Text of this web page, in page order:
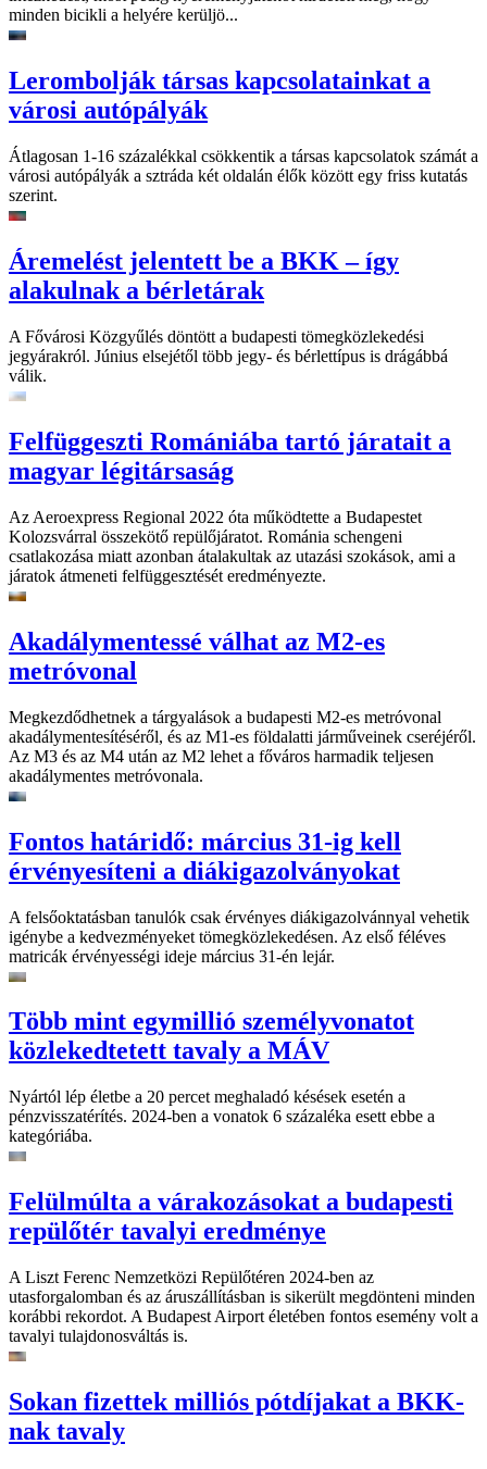
minden bicikli a helyére kerüljö...
Lerombolják társas kapcsolatainkat a
városi autópályák
Átlagosan 1-16 százalékkal csökkentik a társas kapcsolatok számát a
városi autópályák a sztráda két oldalán élők között egy friss kutatás
szerint.
Áremelést jelentett be a BKK – így
alakulnak a bérletárak
A Fővárosi Közgyűlés döntött a budapesti tömegközlekedési
jegyárakról. Június elsejétől több jegy- és bérlettípus is drágábbá
válik.
Felfüggeszti Romániába tartó járatait a
magyar légitársaság
Az Aeroexpress Regional 2022 óta működtette a Budapestet
Kolozsvárral összekötő repülőjáratot. Románia schengeni
csatlakozása miatt azonban átalakultak az utazási szokások, ami a
járatok átmeneti felfüggesztését eredményezte.
Akadálymentessé válhat az M2-es
metróvonal
Megkezdődhetnek a tárgyalások a budapesti M2-es metróvonal
akadálymentesítéséről, és az M1-es földalatti járműveinek cseréjéről.
Az M3 és az M4 után az M2 lehet a főváros harmadik teljesen
akadálymentes metróvonala.
Fontos határidő: március 31-ig kell
érvényesíteni a diákigazolványokat
A felsőoktatásban tanulók csak érvényes diákigazolvánnyal vehetik
igénybe a kedvezményeket tömegközlekedésen. Az első féléves
matricák érvényességi ideje március 31-én lejár.
Több mint egymillió személyvonatot
közlekedtetett tavaly a MÁV
Nyártól lép életbe a 20 percet meghaladó késések esetén a
pénzvisszatérítés. 2024-ben a vonatok 6 százaléka esett ebbe a
kategóriába.
Felülmúlta a várakozásokat a budapesti
repülőtér tavalyi eredménye
A Liszt Ferenc Nemzetközi Repülőtéren 2024-ben az
utasforgalomban és az áruszállításban is sikerült megdönteni minden
korábbi rekordot. A Budapest Airport életében fontos esemény volt a
tavalyi tulajdonosváltás is.
Sokan fizettek milliós pótdíjakat a BKK-
nak tavaly